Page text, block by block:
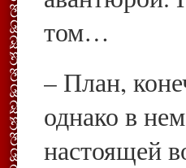
том…
– План,
однако в
настоящей